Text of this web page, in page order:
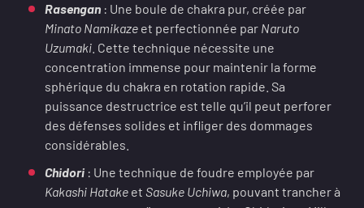
Rasengan : Une boule de chakra pur, créée par
Minato Namikaze et perfectionnée par Naruto
Uzumaki . Cette technique nécessite une
concentration immense pour maintenir la forme
sphérique du chakra en rotation rapide. Sa
puissance destructrice est telle qu’il peut perforer
des défenses solides et infliger des dommages
considérables.
Chidori : Une technique de foudre employée par
Kakashi Hatake et Sasuke Uchiwa, pouvant trancher à